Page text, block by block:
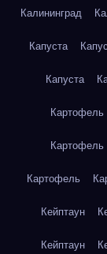
Калининград
Капуста
Капуста
Картофель
Картофель
Картофель
Кейптаун
Кейптаун